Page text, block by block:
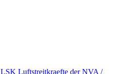
LSK Luftstreitkraefte der NVA /